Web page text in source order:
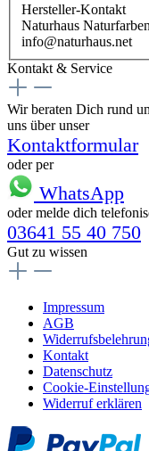
Hersteller-Kontakt
Naturhaus
info@naturhaus.net
Kontakt & Service
Wir beraten Dich rund
uns über unser
Kontaktformular
oder per
WhatsApp
oder melde dich
03641 55 40 750
Gut zu wissen
Impressum
AGB
Kontakt
Datenschutz
Cookie-
Widerruf erklären